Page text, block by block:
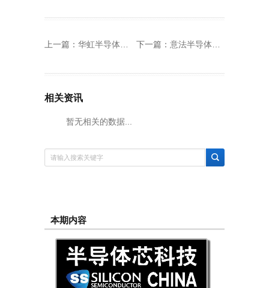
上一篇： 华虹半导体二零二二年第三季度业绩公布 下一篇： 意法半导体公布2022年第四季度及全年财报和电话会议时间安排
相关资讯
暂无相关的数据...
本期内容